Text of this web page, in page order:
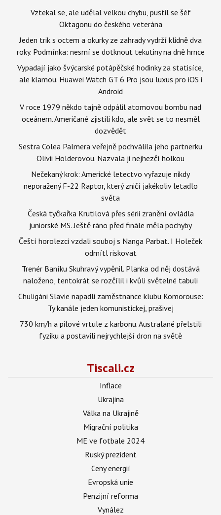
Vztekal se, ale udělal velkou chybu, pustil se šéf
Oktagonu do českého veterána
Jeden trik s octem a okurky ze zahrady vydrží klidně dva
roky. Podmínka: nesmí se dotknout tekutiny na dně hrnce
Vypadají jako švýcarské potápěčské hodinky za statisíce,
ale klamou. Huawei Watch GT 6 Pro jsou luxus pro iOS i
Android
V roce 1979 někdo tajně odpálil atomovou bombu nad
oceánem. Američané zjistili kdo, ale svět se to nesměl
dozvědět
Sestra Colea Palmera veřejně pochválila jeho partnerku
Olivii Holderovou. Nazvala ji nejhezčí holkou
Nečekaný krok: Americké letectvo vyřazuje nikdy
neporažený F-22 Raptor, který zničí jakékoliv letadlo
světa
Česká tyčkařka Krutilová přes sérii zranění ovládla
juniorské MS. Ještě ráno před finále měla pochyby
Čeští horolezci vzdali souboj s Nanga Parbat. I Holeček
odmítl riskovat
Trenér Baníku Skuhravý vypěnil. Planka od něj dostává
naloženo, tentokrát se rozčílil i kvůli světelné tabuli
Chuligáni Slavie napadli zaměstnance klubu Komorouse:
Ty kanále jeden komunistickej, prašivej
730 km/h a pilové vrtule z karbonu. Australané přelstili
fyziku a postavili nejrychlejší dron na světě
Tiscali.cz
Inflace
Ukrajina
Válka na Ukrajině
Migrační politika
ME ve fotbale 2024
Ruský prezident
Ceny energií
Evropská unie
Penzijní reforma
Vynález